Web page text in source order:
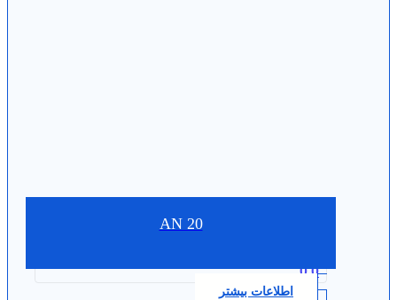
AN 20
0.0
اطلاعات بیشتر